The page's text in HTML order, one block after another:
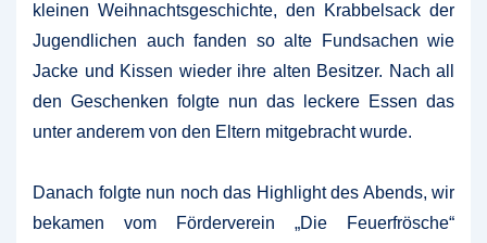
kleinen Weihnachtsgeschichte, den Krabbelsack der
Jugendlichen auch fanden so alte Fundsachen wie
Jacke und Kissen wieder ihre alten Besitzer. Nach all
den Geschenken folgte nun das leckere Essen das
unter anderem von den Eltern mitgebracht wurde.
Danach folgte nun noch das Highlight des Abends, wir
bekamen vom Förderverein „Die Feuerfrösche“